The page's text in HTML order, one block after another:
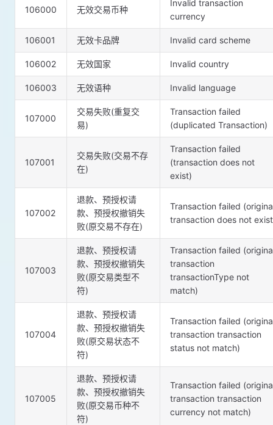
106000 无效交易币种
Invalid transaction
currency
106001 无效卡品牌 Invalid card scheme
106002 无效国家 Invalid country
106003 无效语种 Invalid language
107000
交易失败(重复交
易)
Transaction failed
(duplicated Transaction)
107001
交易失败(交易不存
在)
Transaction failed
(transaction does not
exist)
107002
退款、预授权请
款、预授权撤销失
败(原交易不存在)
Transaction failed
transaction does not
107003
退款、预授权请
款、预授权撤销失
败(原交易类型不
符)
Transaction failed
transaction
transactionType not
match)
107004
退款、预授权请
款、预授权撤销失
败(原交易状态不
符)
Transaction failed
transaction transaction
status not match)
107005
退款、预授权请
款、预授权撤销失
败(原交易币种不
符)
Transaction failed
transaction transaction
currency not match)